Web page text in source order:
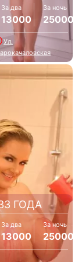
За два
13000
За ночь
25000
Ул.
ГОДА
За два
13000
За ночь
25000